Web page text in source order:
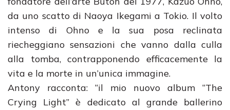
da uno scatto di Naoya Ikegami a Tokio. Il volto
intenso di Ohno e la sua posa reclinata
riecheggiano sensazioni che vanno dalla culla
alla tomba, contrapponendo efficacemente la
vita e la morte in un’unica immagine.
Antony racconta: “il mio nuovo album “The
Crying Light” è dedicato al grande ballerino